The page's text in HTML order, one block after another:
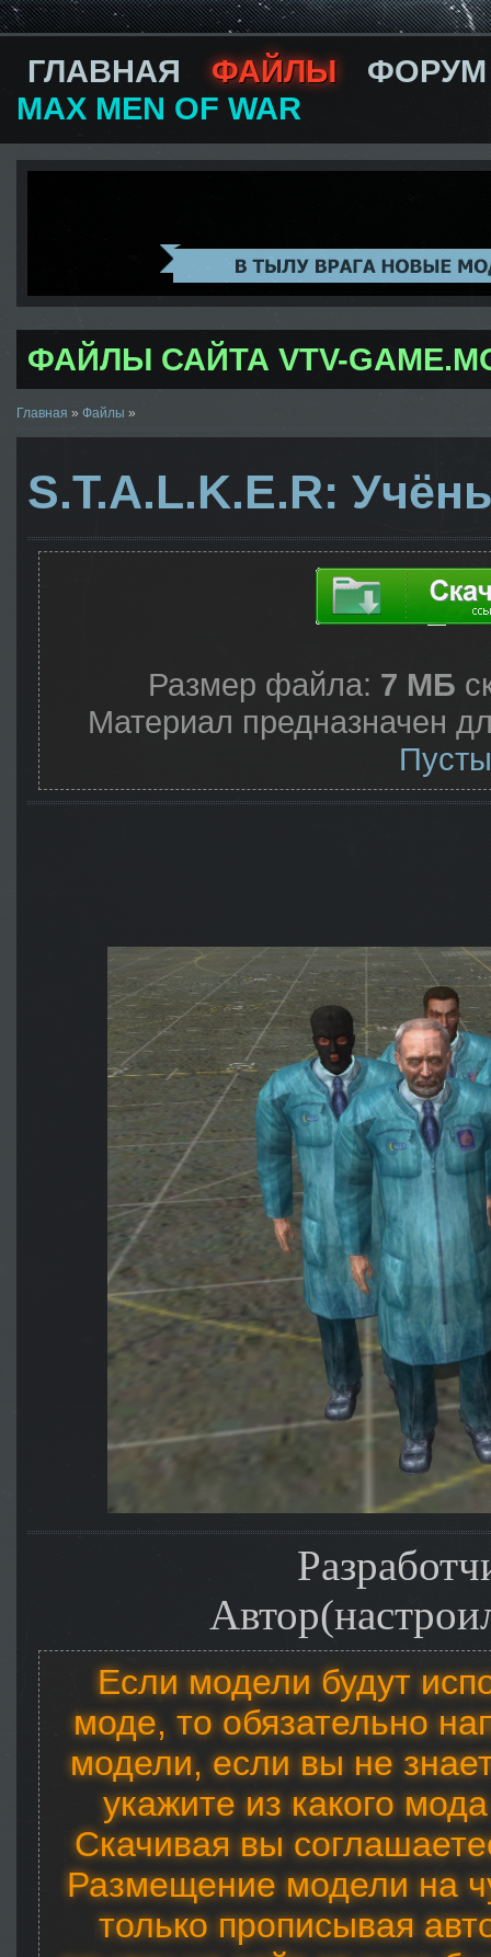
ГЛАВНАЯ ФАЙЛЫ
ФОРУМ
MAX MEN OF WAR
ФАЙЛЫ САЙТА VTV-
Главная » Файлы »
S.T.A.L.K.E.R:
Размер файла: 7 МБ
Материал предназначен
Если модели будут
моде, то обязательно
модели, если вы не
укажите из какого
Скачивая вы
Размещение модели на
только прописывая